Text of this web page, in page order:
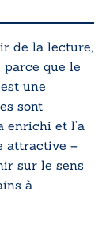
de la lecture,
que le
une
sont
enrichi et l’a
attractive –
sur le sens
à